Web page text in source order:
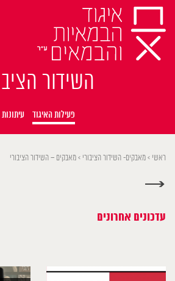
Skip
content
השידור
פעילות האיגוד עיתונות
ראשי > מאבקים- השידור הציבורי > מאבקים – השידור הציבורי
→
עדכונים אחרונים